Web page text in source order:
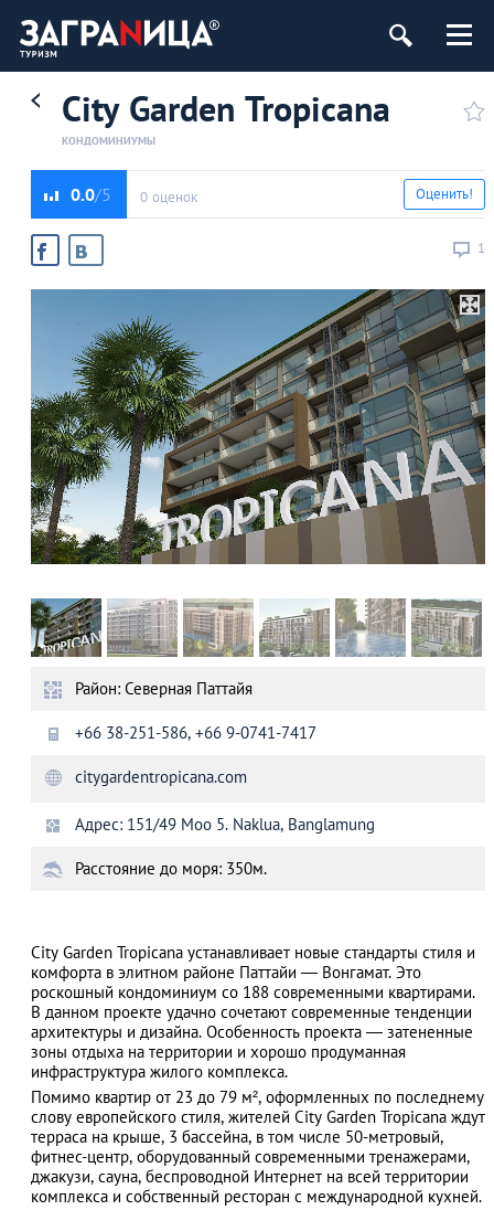
АЗАД
City Garden Tropicana
КОНДОМИНИУМЫ
0.0 0 оценок
1
Оценить!
Район: Северная Паттайя
+66 38-251-586, +66 9-0741-7417
citygardentropicana.com
Адрес: 151/49 Moo 5. Naklua, Banglamung
Расстояние до моря: 350м.
City Garden Tropicana устанавливает новые стандарты стиля и
комфорта в элитном районе Паттайи — Вонгамат. Это
роскошный кондоминиум со 188 современными квартирами.
В данном проекте удачно сочетают современные тенденции
архитектуры и дизайна. Особенность проекта — затененные
зоны отдыха на территории и хорошо продуманная
инфраструктура жилого комплекса.
Помимо квартир от 23 до 79 м², оформленных по последнему
слову европейского стиля, жителей City Garden Tropicana ждут
терраса на крыше, 3 бассейна, в том числе 50-метровый,
фитнес-центр, оборудованный современными тренажерами,
джакузи, сауна, беспроводной Интернет на всей территории
комплекса и собственный ресторан с международной кухней.